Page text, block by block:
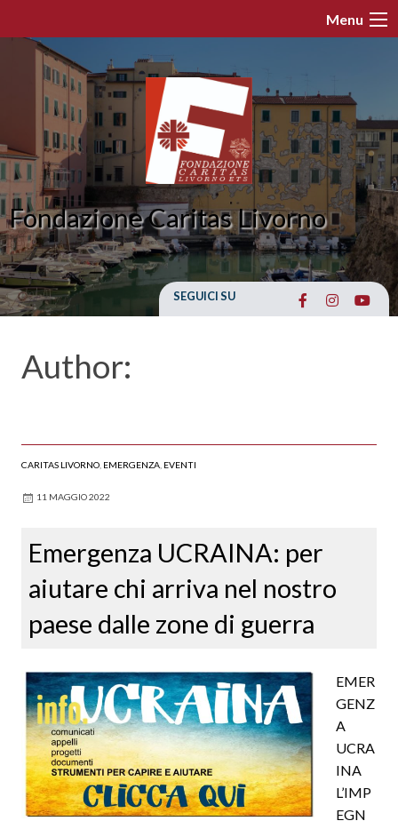
content
Menu
Fondazione Caritas Livorno
SEGUICI SU
Author:
CARITAS LIVORNO EMERGENZA EVENTI
11 MAGGIO 2022
Emergenza UCRAINA: per
aiutare chi arriva nel nostro
paese dalle zone di guerra
EMER
GENZ
A
UCRA
INA
L’IMP
EGN